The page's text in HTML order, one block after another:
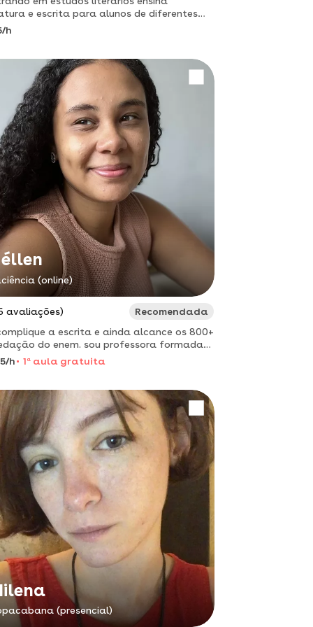
e escrita para alunos de diferentes
| ig: kaiorodriguesssss
h
(online)
avaliações)
Recomendada
a escrita e ainda alcance os 800+
do enem. sou professora formada
pela ufpr e através do meu método
as pazes com a escrita", dou aula de
h 1 aaula gratuita
(presencial)